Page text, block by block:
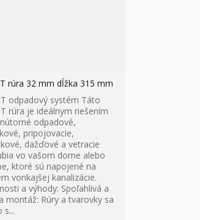
rúra 32 mm dĺžka 315 mm
odpadový systém Táto
rúra je ideálnym riešením
odpadové,
pripojovacie,
dažďové a vetracie
vo vašom dome alebo
ktoré sú napojené na
vonkajšej kanalizácie.
a výhody: Spoľahlivá a
montáž: Rúry a tvarovky sa
s...